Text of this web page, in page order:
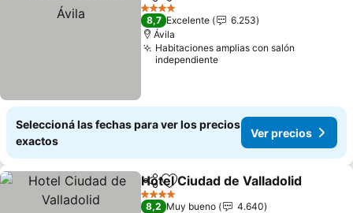
4 Estrellas
8,7 Excelente
6.253
Ávila
Habitaciones amplias con salón
independiente
Seleccioná las fechas para ver los precios
exactos
Ver precios
CompartirAñadir a favoritos
Hotel Ciudad de Valladolid
4 Estrellas
8,2 Muy bueno
4.640